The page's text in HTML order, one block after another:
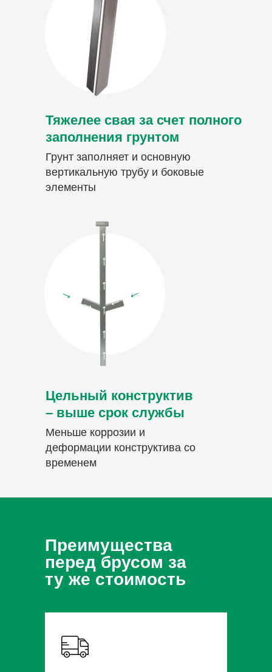
Меньше коррозии и
деформации конструктива со
временем
Цельный конструктив
– выше срок службы
Грунт заполняет и основную
вертикальную трубу и боковые
элементы
Тяжелее свая за счет полного
заполнения грунтом
→
→
→
→
→
→
→
→
→
→
Преимущества
перед брусом за
ту же стоимость